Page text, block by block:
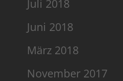
Juli 2018
Juni 2018
März 2018
November 2017